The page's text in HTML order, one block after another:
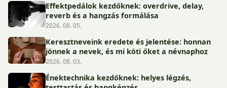
Effektpedálok kezdőknek: overdrive, delay,
reverb és a hangzás formálása
2026. 08. 05.
Keresztneveink eredete és jelentése: honnan
jönnek a nevek, és mi köti őket a névnaphoz
2026. 08. 03.
Énektechnika kezdőknek: helyes légzés,